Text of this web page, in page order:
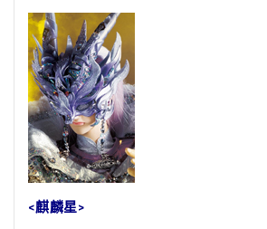
<麒麟星>